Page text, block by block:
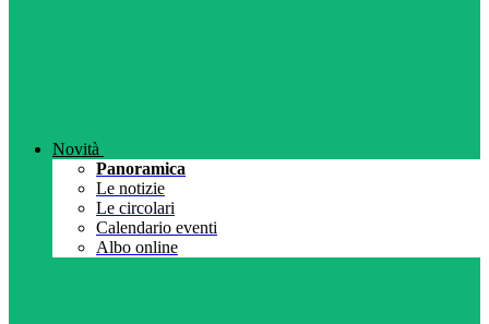
Novità
Panoramica
Le notizie
Le circolari
Calendario eventi
Albo online